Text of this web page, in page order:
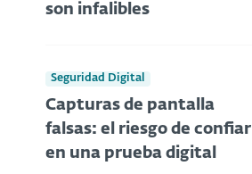
son infalibles
Seguridad Digital
Capturas de pantalla
falsas: el riesgo de confiar
en una prueba digital